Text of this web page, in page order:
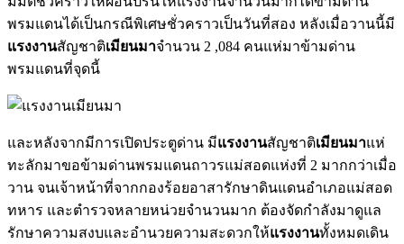
พรมแดนได้เป็นกรณีพิเศษชั่วคราวเป็นวันที่สอง หลังเมื่อวานนี้มี
แรงงานสัญชาติเมียนมาจำนวน 2 ,084 คนแห่มาข้ามด่าน
พรมแดนที่จุดนี้
และหลังจากมีการเปิดประตูด่าน มีแรงงานสัญชาติเมียนมาแห่
ทะลักมาขอข้ามด่านพรมแดนถาวรแม่สอดแห่งที่ 2 มากกว่าเมื่อ
วาน จนเจ้าหน้าที่จากกองร้อยอาสารักษาดินแดนอำเภอแม่สอด
ทหาร และตำรวจหลายหน่วยจำนวนมาก ต้องจัดกำลังมาดูแล
รักษาความสงบและอำนวยความสะดวกให้แรงงานทั้งหมดเดิน